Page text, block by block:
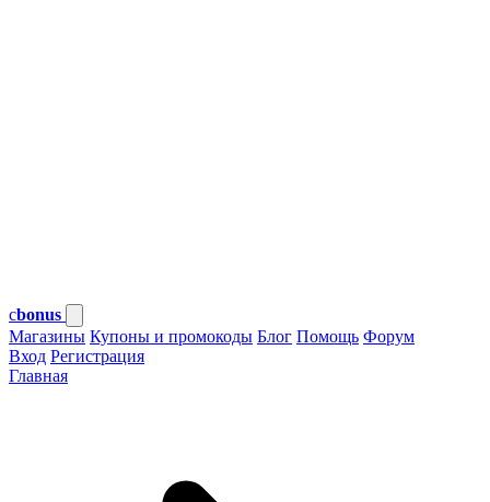
cbonus
Магазины Купоны и промокоды Блог Помощь Форум
Вход Регистрация
Главная